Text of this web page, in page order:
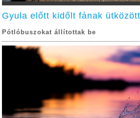
Gyula előtt kidőlt fának
Pótlóbuszokat állítottak be